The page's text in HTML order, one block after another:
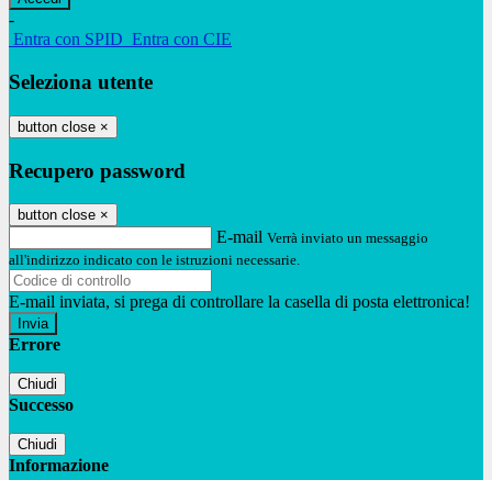
-
Entra con SPID Entra con CIE
Seleziona utente
button close ×
Recupero password
button close ×
E-mail Verrà inviato un messaggio
all'indirizzo indicato con le istruzioni necessarie.
E-mail inviata, si prega di controllare la casella di posta elettronica!
Errore
Chiudi
Successo
Chiudi
Informazione